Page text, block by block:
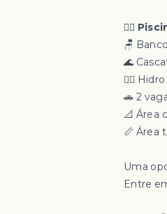
🏊‍♂️
🪑
🌊
💆‍♀️
🚗 2
📐 Área
📏 Área
Uma
Entre